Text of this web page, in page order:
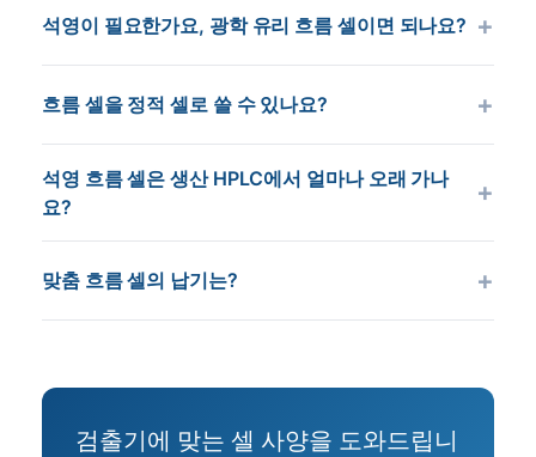
Shimadzu SPD-M40 등)에 맞는지 확인하세요.
누설로 실패하므로, 어떤 안전 사고 전에 느린 방울을
보게 됩니다.
1 mL/분 유속에 30초 봉우리의 분석 HPLC엔, 봉우리
부피 = 500 µL라, 셀 부피는 ≤ 50 µL여야 합니다. 그
래서 대부분의 분석 HPLC 검출기가 1 mm × 350 µL
이하가 필요합니다.
석영이 필요한가요, 광학 유리 흐름 셀이면 되나요?
<851> 분광광도법 지침에 따라) — 광학 유리는 약
320 nm에서 차단됩니다. 가시광 전용 검출기(350–
800 nm)엔 광학 유리가 통하고 더 쌉니다. NIR 검출
기(1100 nm 초과)는 투과 유지에 JGS3 등급 석영이
필요합니다. 전체 분석은석영 vs 유리 큐벳을 보세
요.
흐름 셀을 정적 셀로 쓸 수 있나요?
폐 셀처럼 쓰세요. 광학 성능은 동일합니다. 유일한
사소한 단점은 (입구/출구 니플로 인한) 약간 큰 전체
할 수 있습니다.
석영 흐름 셀은 생산 HPLC에서 얼마나 오래 가나
요?
전형적입니다. 두 주요 고장 모드는 입자 든 시료로
인한 창 긁힘(항상 상류에 0.45 µm 필터 사용)과 과
조임 + 1/4 회전이 사양)입니다. 석영 자체는 열화하
맞춤 흐름 셀의 납기는?
는 4–6주, 비표준 외경, 보강 칼라, 또는 대형 본체는
6–8주. MOQ 1 — 맞춤 설계에 최소 주문 수량 없음.
검출기에 맞는 셀 사양을 도와드립니